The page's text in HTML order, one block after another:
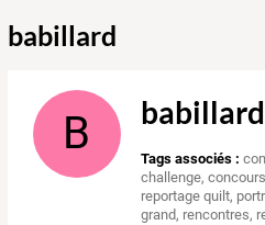
babillard
B babillard
Tags associés :
challenge,
reportage quilt,
grand, rencontres,